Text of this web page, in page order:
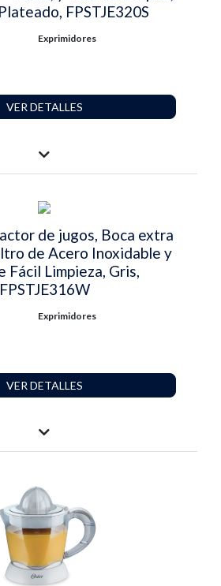
FPSTJE320S
Exprimidores
VER DETALLES
de jugos, Boca extra
de Acero Inoxidable y
Fácil Limpieza, Gris,
FPSTJE316W
Exprimidores
VER DETALLES